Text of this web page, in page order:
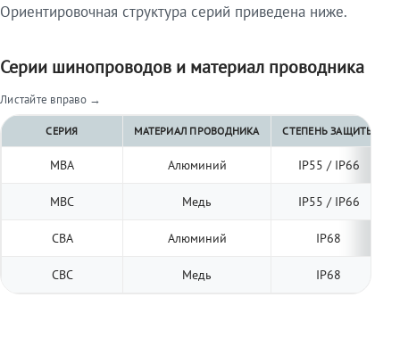
Ориентировочная структура серий приведена ниже.
Серии шинопроводов и материал проводника
Листайте вправо →
СЕРИЯ МАТЕРИАЛ ПРОВОДНИКА СТЕПЕНЬ ЗАЩИТЫ
МВА Алюминий IP55 / IP66
МВС Медь IP55 / IP66
СВА Алюминий IP68
СВС Медь IP68